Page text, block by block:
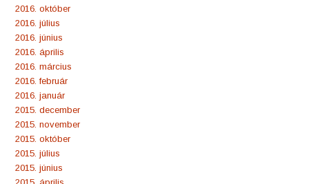
2016. október
2016. július
2016. június
2016. április
2016. március
2016. február
2016. január
2015. december
2015. november
2015. október
2015. július
2015. június